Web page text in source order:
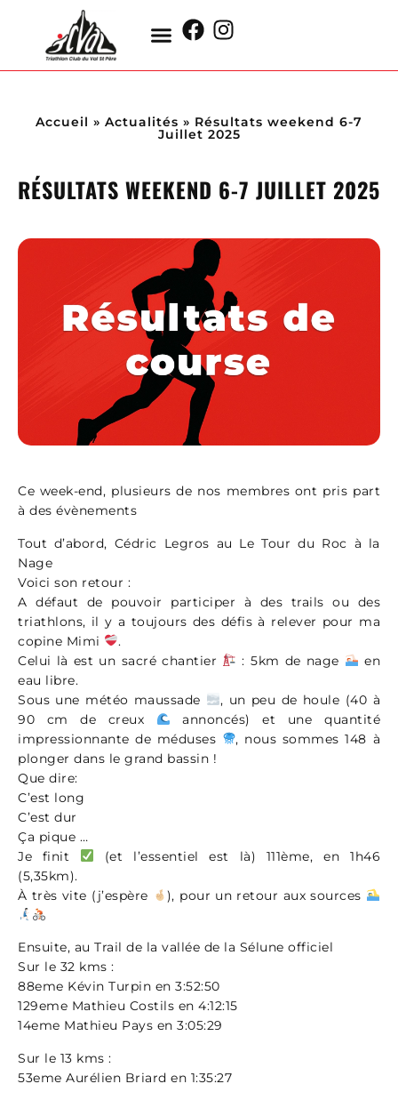
Accueil » Actualités » Résultats weekend 6-7
Juillet 2025
RÉSULTATS WEEKEND 6-7 JUILLET 2025
Ce week-end, plusieurs de nos membres ont pris part
à des évènements
Tout d’abord, Cédric Legros au Le Tour du Roc à la
Nage
Voici son retour :
A défaut de pouvoir participer à des trails ou des
triathlons, il y a toujours des défis à relever pour ma
copine Mimi
.
Celui là est un sacré chantier
: 5km de nage
en
eau libre.
Sous une météo maussade
, un peu de houle (40 à
90 cm de creux
annoncés) et une quantité
impressionnante de méduses
, nous sommes 148 à
plonger dans le grand bassin !
Que dire:
C’est long
C’est dur
Ça pique …
Je finit
(et l’essentiel est là) 111ème, en 1h46
(5,35km).
À très vite (j’espère
), pour un retour aux sources
Ensuite, au Trail de la vallée de la Sélune officiel
Sur le 32 kms :
88eme Kévin Turpin en 3:52:50
129eme Mathieu Costils en 4:12:15
14eme Mathieu Pays en 3:05:29
Sur le 13 kms :
53eme Aurélien Briard en 1:35:27